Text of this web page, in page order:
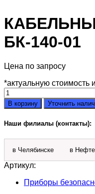
БК-140-01
Цена по запросу
*актуальную стоимость
Количество
товара
Кабельный
барабан
БК-140-
01
В корзину Уточнить
Наши филиалы (контакты):
в Челябинске в
Артикул:
Приборы